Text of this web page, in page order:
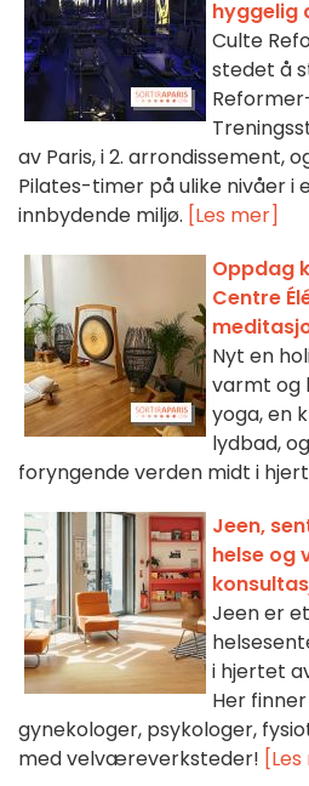
Culte
stedet å
av Paris, i 2. arrondissement,
Pilates-timer på ulike nivåer i
innbydende miljø. [Les mer]
Oppdag
Centre
Nyt en
varmt og
yoga, en
lydbad,
foryngende verden midt i
Jeen,
helse og
Jeen er
i hjertet
Her
gynekologer, psykologer,
med velværeverksteder!